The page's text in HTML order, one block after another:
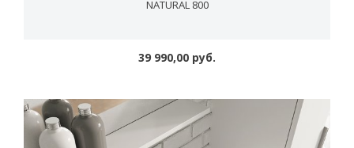
NATURAL 800
39 990,00 руб.